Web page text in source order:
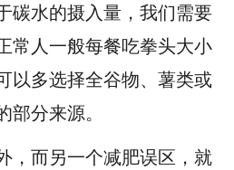
碳水的摄入量，我们需要
常人一般每餐吃拳头大小
以多选择全谷物、薯类或
分来源。
，而另一个减肥误区，就